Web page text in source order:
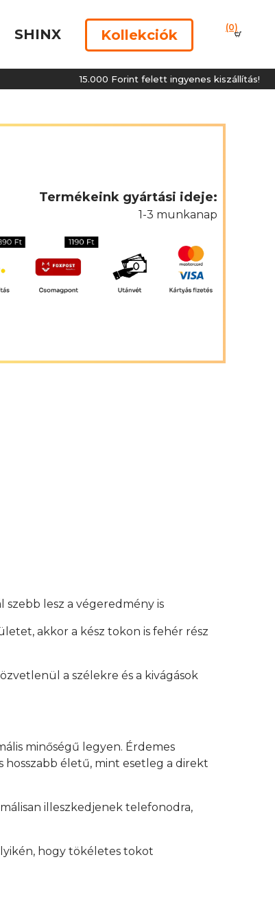
SHINX Kollekciók (0)
15.000 Forint felett ingyenes kiszállítás!
Termékeink gyártási ideje:
1-3 munkanap
lesz a végeredmény is
akkor a kész tokon is fehér rész
a szélekre és a kivágások
minőségű legyen. Érdemes
életű, mint esetleg a direkt
illeszkedjenek telefonodra,
hogy tökéletes tokot